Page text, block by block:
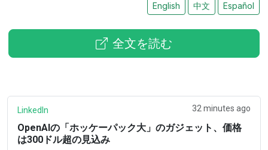
English 中文 Español
全文を読む
LinkedIn 32 minutes ago
OpenAIの「ホッケーパック大」のガジェット、価格
は300ドル超の見込み